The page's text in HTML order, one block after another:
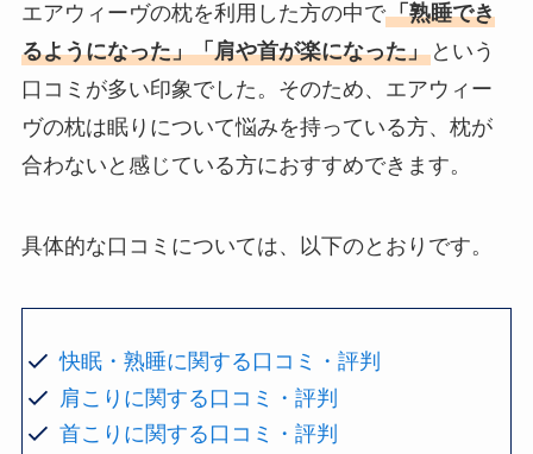
エアウィーヴの枕を利用した方の中で「熟睡でき
るようになった」「肩や首が楽になった」という
口コミが多い印象でした。そのため、エアウィー
ヴの枕は眠りについて悩みを持っている方、枕が
合わないと感じている方におすすめできます。
具体的な口コミについては、以下のとおりです。
快眠・熟睡に関する口コミ・評判
肩こりに関する口コミ・評判
首こりに関する口コミ・評判